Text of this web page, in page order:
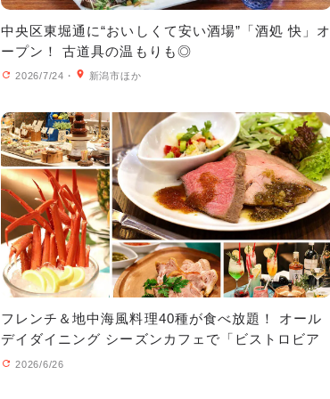
中央区東堀通に“おいしくて安い酒場”「酒処 快」オ
ープン！ 古道具の温もりも◎
2026/7/24 ・ 新潟市ほか
フレンチ＆地中海風料理40種が食べ放題！ オール
デイダイニング シーズンカフェで「ビストロビア
フェスタ」開催
2026/6/26